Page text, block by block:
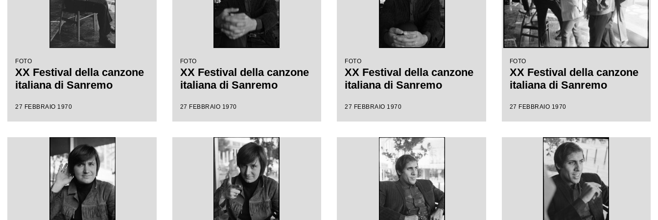
FOTO
XX Festival della canzone
italiana di Sanremo
27 FEBBRAIO 1970
FOTO
XX Festival della canzone
italiana di Sanremo
27 FEBBRAIO 1970
FOTO
XX Festival della canzone
italiana di Sanremo
27 FEBBRAIO 1970
FOTO
XX Festival della canzone
italiana di Sanremo
27 FEBBRAIO 1970